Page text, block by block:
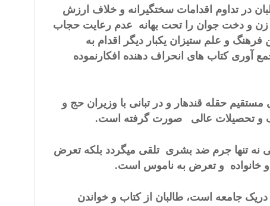
در تداوم اقدامات سختگیرانه و خلاف ارزش
زن و دخت جوان را تحت بهانه عدم رعایت حجاب
و علم ستیزان یکبار دیگر اقدام به
آوری کتاب های انحراف دهنده افکارنموده
حقله قندهار و در تبانی با وزیران حج و
و تحصیلات عالی صورت گرفته است.
نه تنها جرم ضد بشری تلقی میگردد بلکه تعرض
خانواده و تعرض به ناموس است.
دریک جامعه است، طالبان از کتاب و خواندن